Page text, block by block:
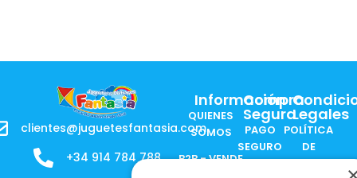
clientes@juguetesfantasia.com
+34 914 784 788
Información
QUIENES
SOMOS
B2B - VENDE
Compra
Segura
PAGO
SEGURO
Legales
POLÍTICA
DE
COOKIES